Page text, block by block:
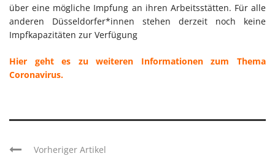
über eine mögliche Impfung an ihren Arbeitsstätten. Für alle
anderen Düsseldorfer*innen stehen derzeit noch keine
Impfkapazitäten zur Verfügung
Hier geht es zu weiteren Informationen zum Thema
Coronavirus.
Vorheriger Artikel